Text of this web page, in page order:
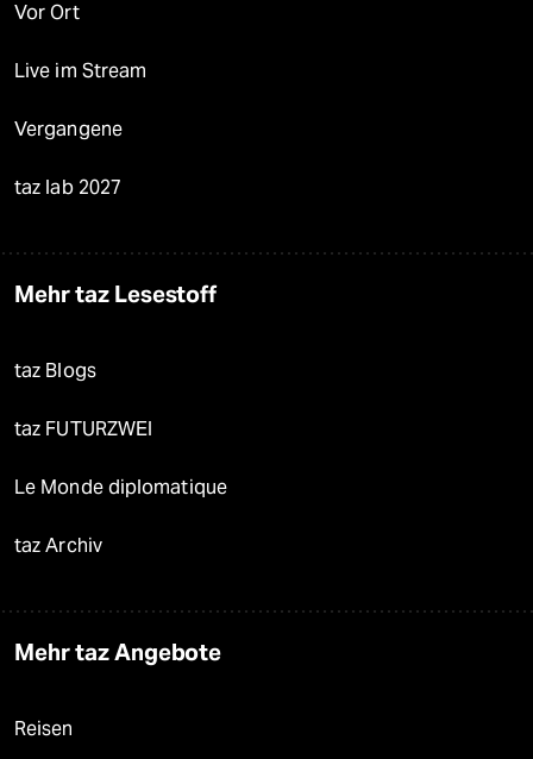
Vor Ort
Live im Stream
Vergangene
taz lab 2027
Mehr taz Lesestoff
taz Blogs
taz FUTURZWEI
Le Monde diplomatique
taz Archiv
Mehr taz Angebote
Reisen